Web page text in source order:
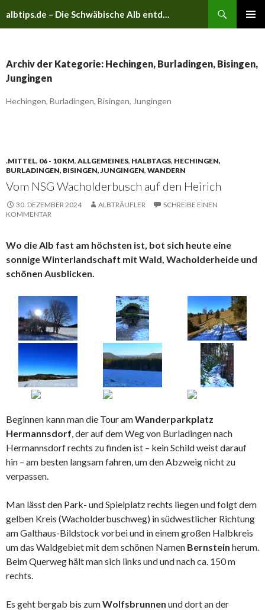
albtips.de – Die Schwäbische Alb entdecken
Archiv der Kategorie: Hechingen, Burladingen, Bisingen,
Jungingen
Hechingen, Burladingen, Bisingen, Jungingen
.MITTEL, 06 - 10 KM, ALLGEMEINES, HALBTAGS, HECHINGEN,
BURLADINGEN, BISINGEN, JUNGINGEN, WANDERN
Vom NSG Wacholderbusch auf den Heirich
30. DEZEMBER 2024 ALBTRÄUFLER
SCHREIBE EINEN
KOMMENTAR
Wo die Alb fast am höchsten ist, bot sich heute eine
sonnige Winterlandschaft mit Wald, Wacholderheide und
schönen Ausblicken.
Beginnen kann man die Tour amWanderparkplatz
Hermannsdorf, der auf dem Weg von Burladingen nach
Hermannsdorf rechts zu finden ist – kein Schild weist darauf
hin – am besten langsam fahren, um den Abzweig nicht zu
verpassen.
Man lässt den Park- und Spielplatz rechts liegen und folgt dem
gelben Kreis (Wacholderbuschweg) in südwestlicher Richtung
am Galthaus-Bildstock vorbei und in einem großen Halbkreis
um das Waldgebiet mit dem schönen Namen Bernstein herum.
Beim Querweg hält man sich links und und nach ca. 150 m
rechts.
Es geht bergab bis zumWolfsbrunnen und dort an der